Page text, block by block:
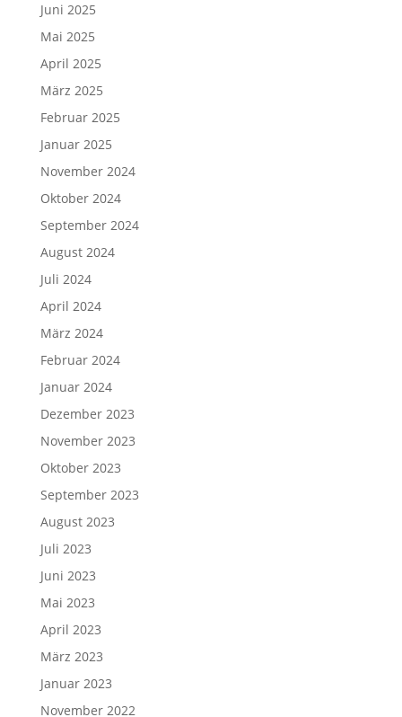
Juni 2025
Mai 2025
April 2025
März 2025
Februar 2025
Januar 2025
November 2024
Oktober 2024
September 2024
August 2024
Juli 2024
April 2024
März 2024
Februar 2024
Januar 2024
Dezember 2023
November 2023
Oktober 2023
September 2023
August 2023
Juli 2023
Juni 2023
Mai 2023
April 2023
März 2023
Januar 2023
November 2022